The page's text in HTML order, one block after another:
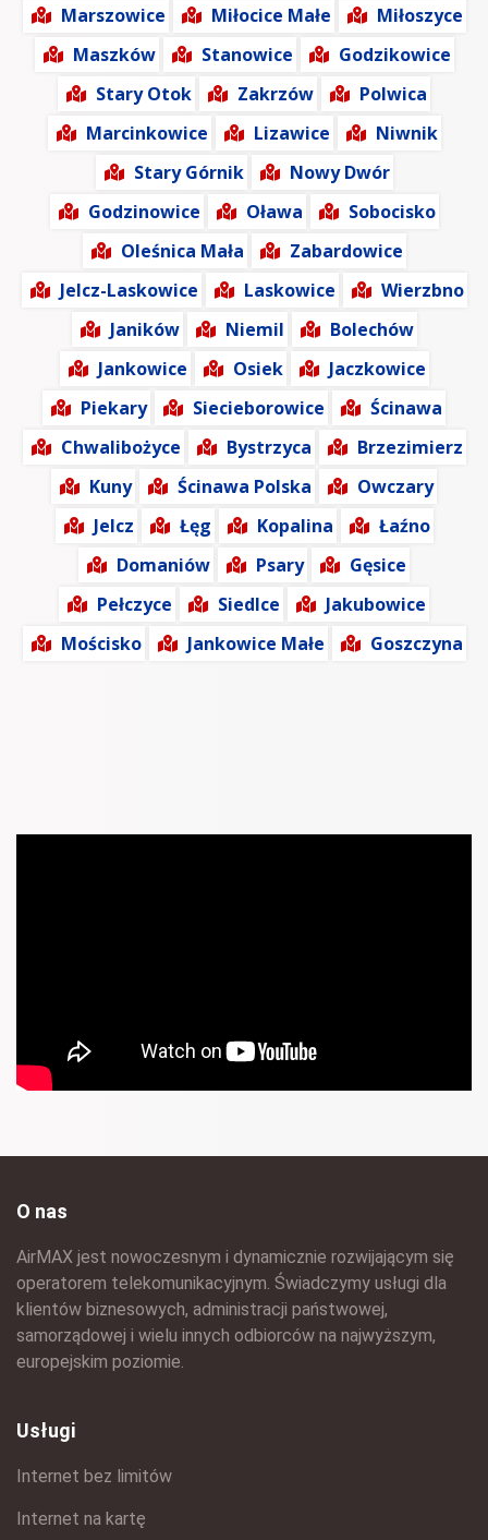
Marszowice
Miłocice Małe
Miłoszyce
Maszków
Stanowice
Godzikowice
Stary Otok
Zakrzów
Polwica
Marcinkowice
Lizawice
Niwnik
Stary Górnik
Nowy Dwór
Godzinowice
Oława
Sobocisko
Oleśnica Mała
Zabardowice
Jelcz-Laskowice
Laskowice
Wierzbno
Janików
Niemil
Bolechów
Jankowice
Osiek
Jaczkowice
Piekary
Siecieborowice
Ścinawa
Chwalibożyce
Bystrzyca
Brzezimierz
Kuny
Ścinawa Polska
Owczary
Jelcz
Łęg Kopalina
Łaźno
Domaniów
Psary
Gęsice
Pełczyce
Siedlce
Jakubowice
Mościsko
Jankowice Małe Goszczyna
O nas
AirMAX jest nowoczesnym i dynamicznie rozwijającym się
operatorem telekomunikacyjnym. Świadczymy usługi dla
klientów biznesowych, administracji państwowej,
samorządowej i wielu innych odbiorców na najwyższym,
europejskim poziomie.
Usługi
Internet bez limitów
Internet na kartę